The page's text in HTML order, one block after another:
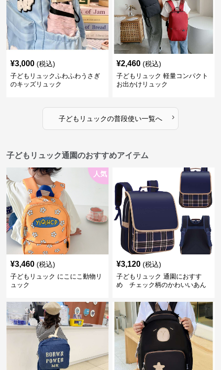
¥3,000 (税込)
子どもリュックふわふわうさぎ
のキッズリュック
¥2,460 (税込)
子どもリュック 軽量コンパクト
お出かけリュック
子どもリュックの普段使い一覧へ ›
子どもリュック通園のおすすめアイテム
人気
¥3,460 (税込)
子どもリュック にこにこ動物リ
ュック
¥3,120 (税込)
子どもリュック 通園におすす
め チェック柄のかわいいあん